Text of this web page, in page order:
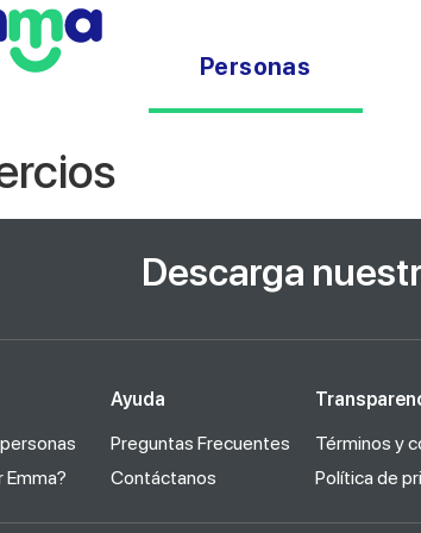
Personas
Descarga
Emma?
Ayuda
Preguntas Frecuentes
Contáctanos
Términos y
Política de